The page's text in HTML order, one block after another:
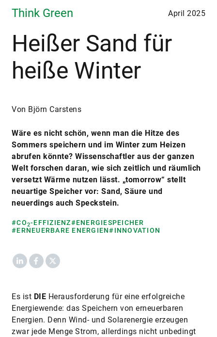
Think Green April 2025
Heißer Sand für
heiße Winter
Von Björn Carstens
Wäre es nicht schön, wenn man die Hitze des
Sommers speichern und im Winter zum Heizen
abrufen könnte? Wissenschaftler aus der ganzen
Welt forschen daran, wie sich zeitlich und räumlich
versetzt Wärme nutzen lässt. „tomorrow“ stellt
neuartige Speicher vor: Sand, Säure und
neuerdings auch Speckstein.
#CO2-EFFIZIENZ#ENERGIESPEICHER
#ERNEUERBARE ENERGIEN#INNOVATION
LinkedInFacebook
X
Es ist DIE Herausforderung für eine erfolgreiche
Energiewende: das Speichern von erneuerbaren
Energien. Denn Wind- und Solarenergie erzeugen
zwar jede Menge Strom, allerdings nicht unbedingt